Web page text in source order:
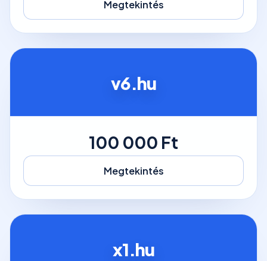
Megtekintés
v6.hu
100 000 Ft
Megtekintés
x1.hu